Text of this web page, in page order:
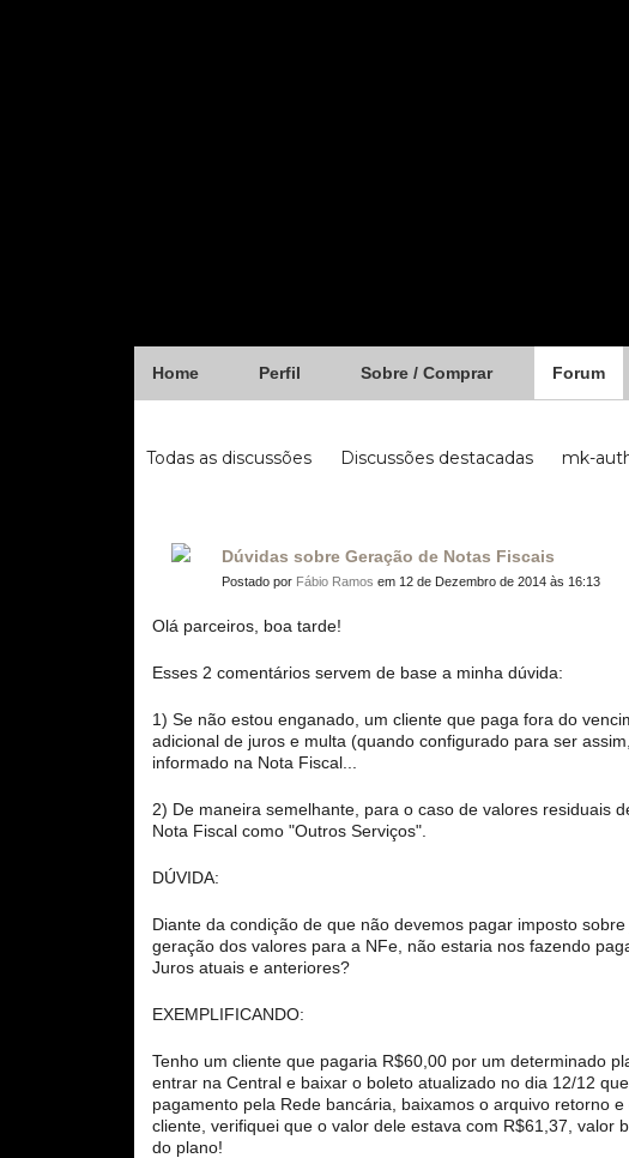
Home Perfil Sobre / Comprar Forum
Todas as discussões
Discussões destacadas mk-
Dúvidas sobre Geração de Notas Fiscais
Postado por Fábio Ramos em 12 de Dezembro de 2014 às 16:13
Olá parceiros, boa tarde!
Esses 2 comentários servem de base a minha dúvida:
1) Se não estou enganado, um cliente que paga fora do
adicional de juros e multa (quando configurado para ser
informado na Nota Fiscal...
2) De maneira semelhante, para o caso de valores residuais
Nota Fiscal como "Outros Serviços".
DÚVIDA:
Diante da condição de que não devemos pagar imposto
geração dos valores para a NFe, não estaria nos fazendo
Juros atuais e anteriores?
EXEMPLIFICANDO:
Tenho um cliente que pagaria R$60,00 por um determinado
entrar na Central e baixar o boleto atualizado no dia 12/12
pagamento pela Rede bancária, baixamos o arquivo retorno
cliente, verifiquei que o valor dele estava com R$61,37,
do plano!